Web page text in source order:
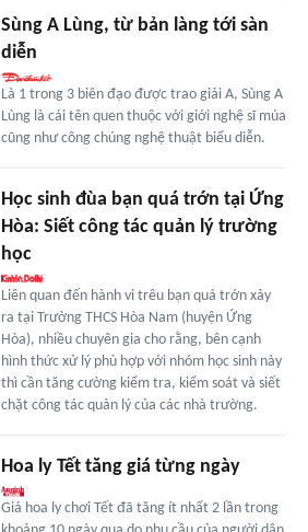
Sùng A Lùng, từ bản làng tới sàn
diễn
Là 1 trong 3 biên đạo được trao giải A, Sùng A
Lùng là cái tên quen thuộc với giới nghệ sĩ múa
cũng như công chúng nghệ thuật biểu diễn.
Học sinh đùa bạn quá trớn tại Ứng
Hòa: Siết công tác quản lý trường
học
Liên quan đến hành vi trêu bạn quá trớn xảy
ra tại Trường THCS Hòa Nam (huyện Ứng
Hòa), nhiều chuyên gia cho rằng, bên cạnh
hình thức xử lý phù hợp với nhóm học sinh này
thì cần tăng cường kiểm tra, kiểm soát và siết
chặt công tác quản lý của các nhà trường.
Hoa ly Tết tăng giá từng ngày
Giá hoa ly chơi Tết đã tăng ít nhất 2 lần trong